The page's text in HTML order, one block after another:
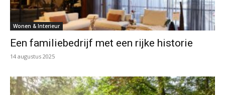
Wonen & Interieur
Een familiebedrijf met een rijke historie
14 augustus 2025